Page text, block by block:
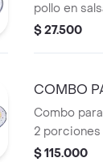
pollo en
huevo frito
$ 27.500
COMBO
Combo
2 porciones
Maduro + 1
$ 115.000